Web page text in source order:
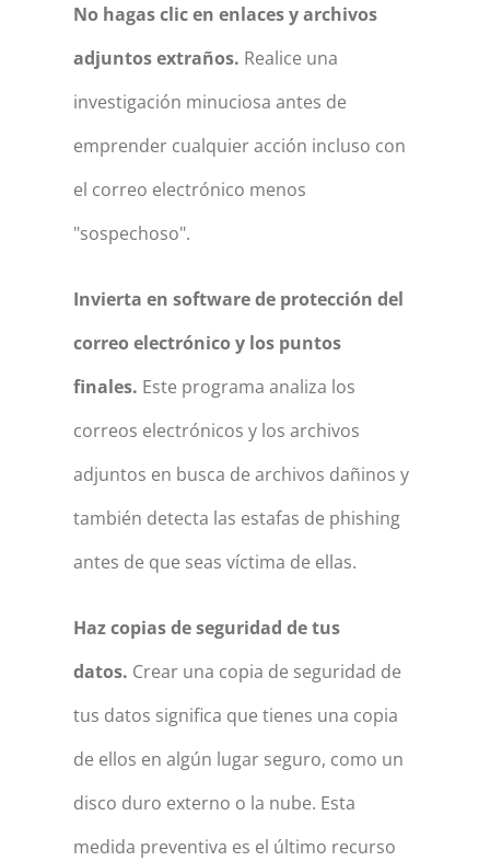
No hagas clic en enlaces y archivos
adjuntos extraños. Realice una
investigación minuciosa antes de
emprender cualquier acción incluso con
el correo electrónico menos
"sospechoso".
Invierta en software de protección del
correo electrónico y los puntos
finales. Este programa analiza los
correos electrónicos y los archivos
adjuntos en busca de archivos dañinos y
también detecta las estafas de phishing
antes de que seas víctima de ellas.
Haz copias de seguridad de tus
datos. Crear una copia de seguridad de
tus datos significa que tienes una copia
de ellos en algún lugar seguro, como un
disco duro externo o la nube. Esta
medida preventiva es el último recurso